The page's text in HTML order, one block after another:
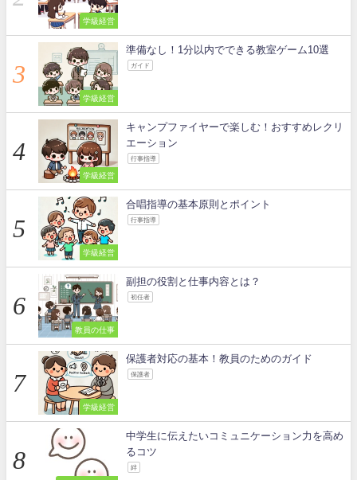
学級経営
学級経営
準備なし！1分以内でできる教室ゲーム10選
ガイド
学級経営
キャンプファイヤーで楽しむ！おすすめレクリ
エーション
行事指導
学級経営
合唱指導の基本原則とポイント
行事指導
教員の仕事
副担の役割と仕事内容とは？
初任者
学級経営
保護者対応の基本！教員のためのガイド
保護者
中学生に伝えたいコミュニケーション力を高め
るコツ
絆